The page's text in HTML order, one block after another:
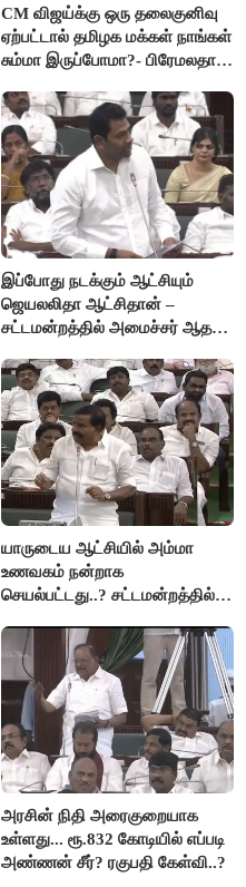
CM விஜய்க்கு ஒரு தலைகுனிவு
ஏற்பட்டால் தமிழக மக்கள் நாங்கள்
சும்மா இருப்போமா?- பிரேமலதா
இப்போது நடக்கும் ஆட்சியும்
ஜெயலலிதா ஆட்சிதான் –
சட்டமன்றத்தில் அமைச்சர் ஆதவ்
யாருடைய ஆட்சியில் அம்மா
உணவகம் நன்றாக
செயல்பட்டது..? சட்டமன்றத்தில்
அரசின் நிதி அரைகுறையாக
உள்ளது... ரூ.832 கோடியில் எப்படி
அண்ணன் சீர்? ரகுபதி கேள்வி..?